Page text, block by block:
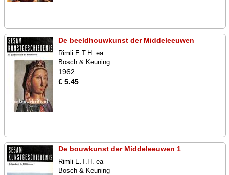
De beeldhouwkunst der Middeleeuwen
Rimli E.T.H. ea
Bosch & Keuning
1962
€ 5.45
De bouwkunst der Middeleeuwen 1
Rimli E.T.H. ea
Bosch & Keuning